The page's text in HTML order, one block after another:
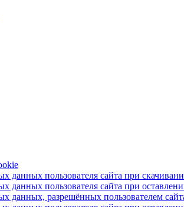
данных пользователя сайта при
данных пользователя сайта при
данных, разрешённых пользователем